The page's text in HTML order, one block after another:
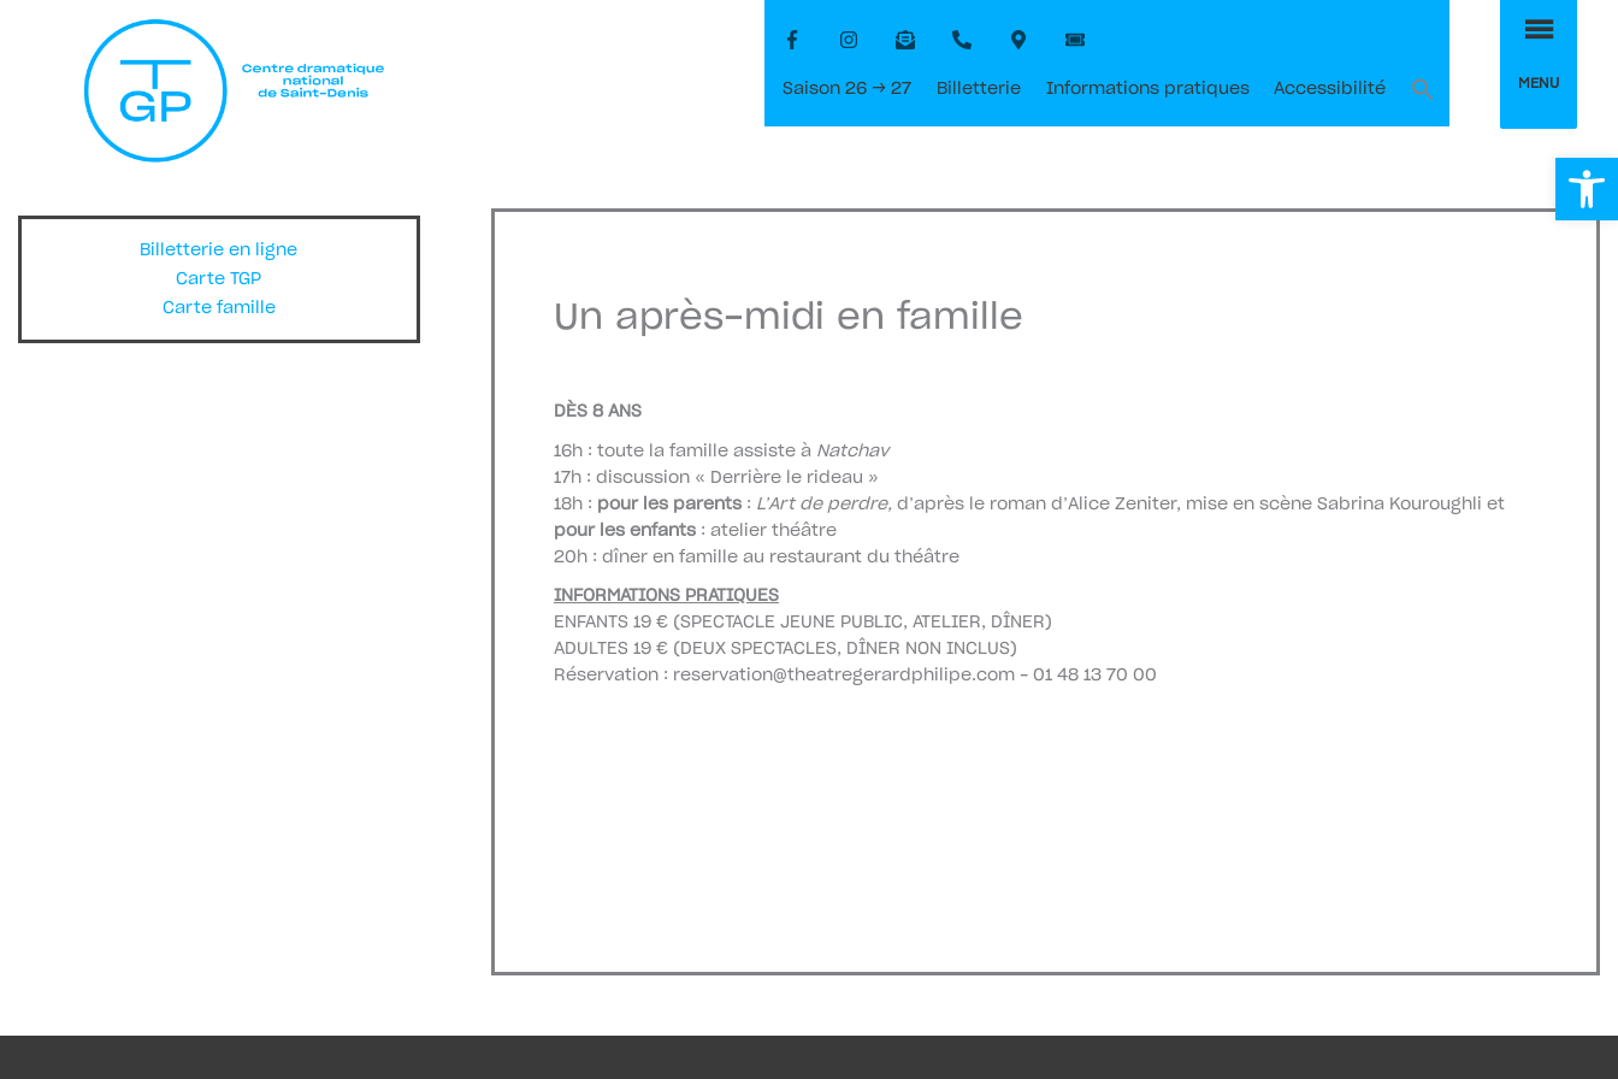
Saison 26 → 27 Billetterie Informations pratiques Accessibilité MENU
Billetterie en ligne
Carte TGP
Carte famille
Un après-midi en famille
DÈS 8 ANS
16h : toute la famille assiste à Natchav
17h : discussion « Derrière le rideau »
18h : pour les parents : L’Art de perdre, d’après le roman d’Alice Zeniter, mise en scène Sabrina Kouroughli et
pour les enfants : atelier théâtre
20h : dîner en famille au restaurant du théâtre
INFORMATIONS PRATIQUES
ENFANTS 19 € (SPECTACLE JEUNE PUBLIC, ATELIER, DÎNER)
ADULTES 19 € (DEUX SPECTACLES, DÎNER NON INCLUS)
Réservation : reservation@theatregerardphilipe.com – 01 48 13 70 00